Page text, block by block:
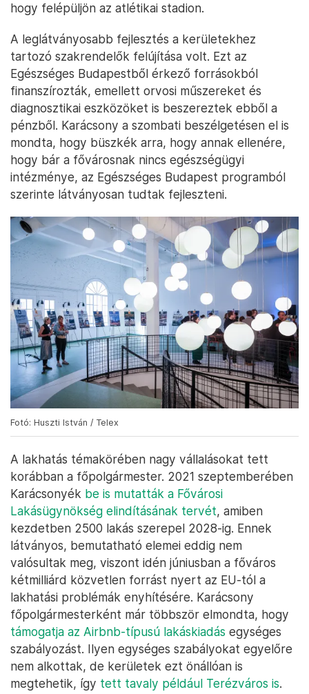
hogy felépüljön az atlétikai stadion.
A leglátványosabb fejlesztés a kerületekhez
tartozó szakrendelők felújítása volt. Ezt az
Egészséges Budapestből érkező forrásokból
finanszírozták, emellett orvosi műszereket és
diagnosztikai eszközöket is beszereztek ebből a
pénzből. Karácsony a szombati beszélgetésen el is
mondta, hogy büszkék arra, hogy annak ellenére,
hogy bár a fővárosnak nincs egészségügyi
intézménye, az Egészséges Budapest programból
szerinte látványosan tudtak fejleszteni.
Fotó: Huszti István / Telex
A lakhatás témakörében nagy vállalásokat tett
korábban a főpolgármester. 2021 szeptemberében
Karácsonyék be is mutatták a Fővárosi
Lakásügynökség elindításának tervét, amiben
kezdetben 2500 lakás szerepel 2028-ig. Ennek
látványos, bemutatható elemei eddig nem
valósultak meg, viszont idén júniusban a főváros
kétmilliárd közvetlen forrást nyert az EU-tól a
lakhatási problémák enyhítésére. Karácsony
főpolgármesterként már többször elmondta, hogy
támogatja az Airbnb-típusú lakáskiadás egységes
szabályozást. Ilyen egységes szabályokat egyelőre
nem alkottak, de kerületek ezt önállóan is
megtehetik, így tett tavaly például Terézváros is.